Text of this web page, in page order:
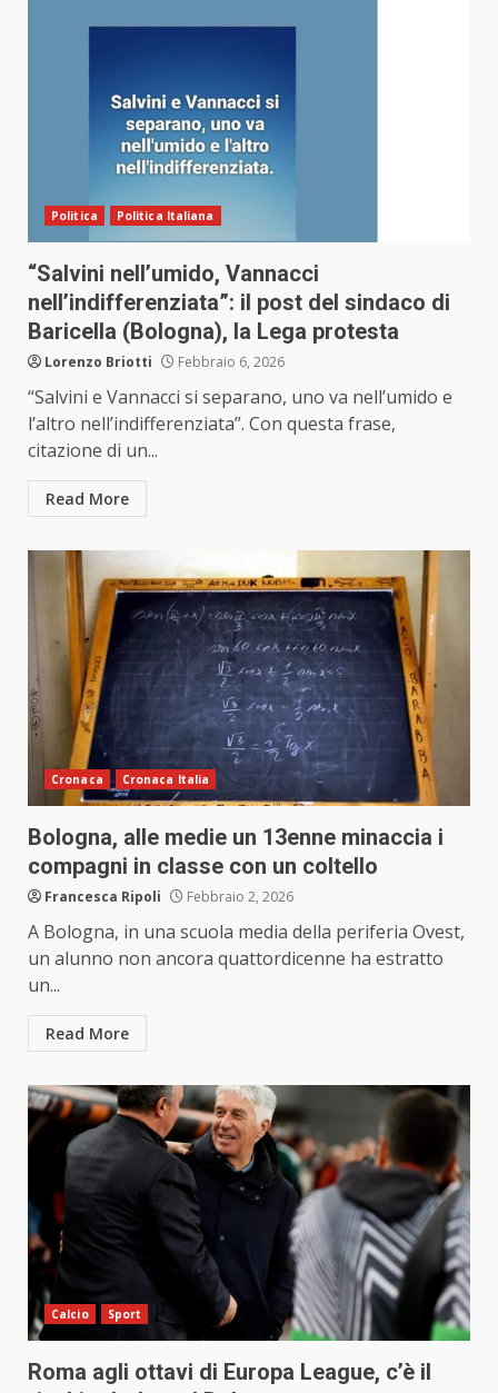
Politica Politica Italiana
“Salvini nell’umido, Vannacci
nell’indifferenziata”: il post del sindaco di
Baricella (Bologna), la Lega protesta
Lorenzo Briotti Febbraio 6, 2026
“Salvini e Vannacci si separano, uno va nell’umido e
l’altro nell’indifferenziata”. Con questa frase,
citazione di un...
Read More
Cronaca Cronaca Italia
Bologna, alle medie un 13enne minaccia i
compagni in classe con un coltello
Francesca Ripoli Febbraio 2, 2026
A Bologna, in una scuola media della periferia Ovest,
un alunno non ancora quattordicenne ha estratto
un...
Read More
Calcio Sport
Roma agli ottavi di Europa League, c’è il